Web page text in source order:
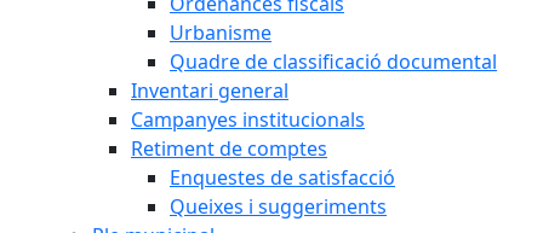
Urbanisme
Quadre de classificació documental
Inventari general
Campanyes institucionals
Retiment de comptes
Enquestes de satisfacció
Queixes i suggeriments